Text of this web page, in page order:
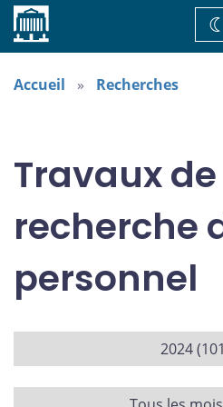
Accueil
Accueil Recherches
Travaux de
recherche
personnel
2024